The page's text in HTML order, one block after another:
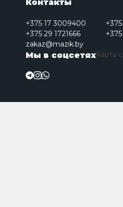
Контакты
+375 17 3009400
+375 29 1721666
zakaz@mazik.by
Мы в соцсетяхКарта